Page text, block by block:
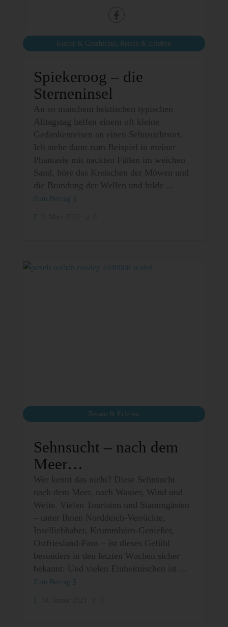
Kultur & Geschichte , Reisen & Erleben
Spiekeroog – die
Sterneninsel
An so manchem hektischen typischen
Alltagstag helfen einem oft kleine
Gedankenreisen an einen Sehnsuchtsort.
Ich stehe dann zum Beispiel in meiner
Phantasie mit nackten Füßen im weichen
Sand, höre das Kreischen der Möwen und
die Brandung der Wellen und bilde
Zum Beitrag
Reisen & Erleben
Sehnsucht – nach dem
Meer…
Wer kennt das nicht? Diese Sehnsucht
nach dem Meer, nach Wasser, Wind und
Weite. Vielen Touristen und Stammgästen
– unter Ihnen Norddeich-Verrückte,
Inselliebhaber, Krummhörn-Genießer,
Ostfriesland-Fans – ist dieses Gefühl
besonders in den letzten Wochen sicher
bekannt. Und vielen Einheimischen ist
Zum Beitrag